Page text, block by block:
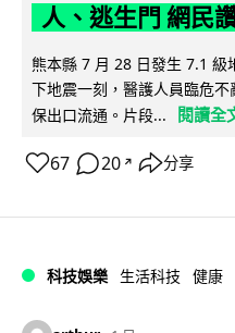
人、逃生門 網民
熊本縣 7 月 28 日發生 7.1 級
下地震一刻，醫護人員臨危
保出口流通。片段...
閱讀全
67 20 ↗ 分享
科技娛樂 生活科技 健康